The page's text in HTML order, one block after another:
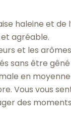
haleine et
agréable.
et les
sans être
en moyenne
Vous vous
des